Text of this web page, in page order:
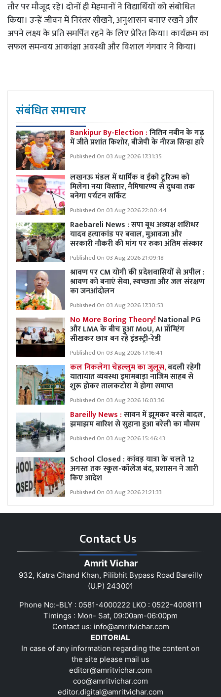
तौर पर मौजूद रहे। दोनों ही मेहमानों ने विद्यार्थियों को संबोधित
किया। उन्हें जीवन में निरंतर सीखने, अनुशासन बनाए रखने और
अपने लक्ष्य के प्रति समर्पित रहने के लिए प्रेरित किया। कार्यक्रम का
सफल समन्वय आकांक्षा अवस्थी और विशाल गंगवार ने किया।
संबंधित समाचार
Bankipur By-Election :नितिन नबीन के गढ़
में जीते प्रशांत किशोर, बीजेपी के नीरज सिन्हा हारे
Published On 03 Aug 2026 17:31:35
लखनऊ मंडल में धार्मिक व ईको टूरिज्म को
मिलेगा नया विस्तार, नैमिषारण्य से दुधवा तक
बनेगा पर्यटन सर्किट
Published On 03 Aug 2026 22:00:44
Raebareli News : सपा बूथ अध्यक्ष शशिधर
यादव हत्याकांड पर बवाल, मुआवजा और
सरकारी नौकरी की मांग पर रुका अंतिम संस्कार
Published On 03 Aug 2026 21:09:18
श्रावण पर CM योगी की प्रदेशवासियों से अपील :
श्रावण को बनाएं सेवा, स्वच्छता और जल संरक्षण
का जनआंदोलन
Published On 03 Aug 2026 17:30:53
No More Boring Theory! National PG
और LMA के बीच हुआ MoU, AI प्रॉम्प्टिंग
सीखकर छात्र बन रहे इंडस्ट्री-रेडी
Published On 03 Aug 2026 17:16:41
कल निकलेगा चेहल्लुम का जुलूस,बदली रहेगी
यातायात व्यवस्था इमामबाड़ा नाजिम साहब से
शुरू होकर तालकटोरा में होगा समाप्त
Published On 03 Aug 2026 16:03:36
Bareilly News :सावन में झूमकर बरसे बादल,
झमाझम बारिश से सुहाना हुआ बरेली का मौसम
Published On 03 Aug 2026 15:46:43
School Closed : कांवड़ यात्रा के चलते 12
अगस्त तक स्कूल-कॉलेज बंद, प्रशासन ने जारी
किए आदेश
Published On 03 Aug 2026 21:21:33
Contact Us
Amrit Vichar
932, Katra Chand Khan, Pilibhit Bypass Road Bareilly
(U.P) 243001
Phone No:-BLY : 0581-4000222 LKO : 0522-4008111
Timings : Mon- Sat, 09:00am-06:00pm
Contact us: info@amritvichar.com
EDITORIAL
In case of any information regarding the content on
the site please mail us
editor@amritvichar.com
coo@amritvichar.com
editor.digital@amritvichar.com